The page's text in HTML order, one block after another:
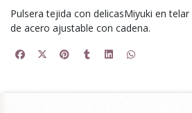
Pulsera tejida con delicasMiyuki en
de acero ajustable con cadena.